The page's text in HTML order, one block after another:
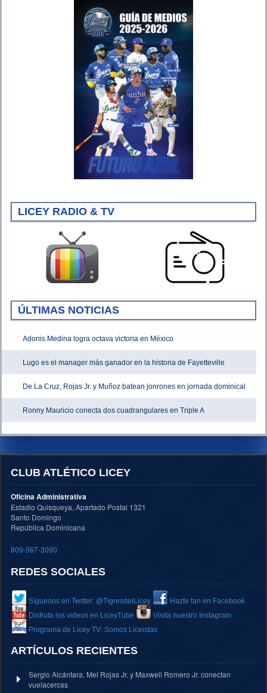
LICEY RADIO & TV
ÚLTIMAS NOTICIAS
Adonis Medina logra octava victoria en México
Lugo es el manager más ganador en la historia de Fayetteville
De La Cruz, Rojas Jr. y Muñoz batean jonrones en jornada dominical
Ronny Mauricio conecta dos cuadrangulares en Triple A
CLUB ATLÉTICO LICEY
Oficina Administrativa
Estadio Quisqueya, Apartado Postal 1321
Santo Domingo
República Dominicana
809-567-3090
REDES SOCIALES
Síguenos en Twitter: @TigresdelLicey
Hazte fan en Facebook
Disfruta los videos en LiceyTube
Visita nuestro Instagram
Programa de Licey TV: Somos Liceistas
ARTÍCULOS RECIENTES
Sergio Alcántara, Mel Rojas Jr. y Maxwell Romero Jr. conectan
vuelacercas